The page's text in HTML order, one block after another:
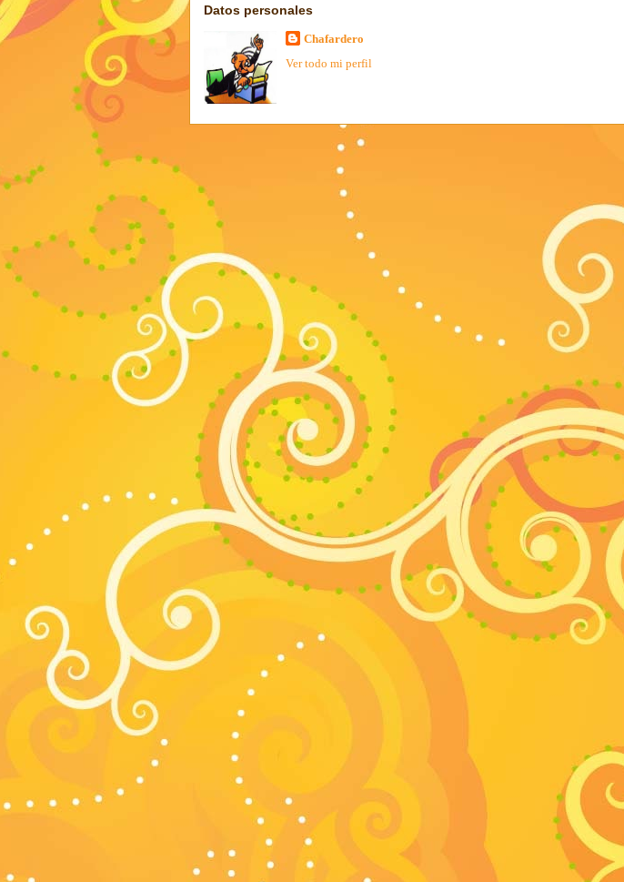
Datos personales
Chafardero
Ver todo mi perfil